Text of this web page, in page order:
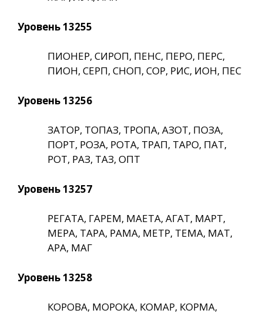
Уровень 13255
ПИОНЕР, СИРОП, ПЕНС, ПЕРО, ПЕРС,
ПИОН, СЕРП, СНОП, СОР, РИС, ИОН, ПЕС
Уровень 13256
ЗАТОР, ТОПАЗ, ТРОПА, АЗОТ, ПОЗА,
ПОРТ, РОЗА, РОТА, ТРАП, ТАРО, ПАТ,
РОТ, РАЗ, ТАЗ, ОПТ
Уровень 13257
РЕГАТА, ГАРЕМ, МАЕТА, АГАТ, МАРТ,
МЕРА, ТАРА, РАМА, МЕТР, ТЕМА, МАТ,
АРА, МАГ
Уровень 13258
КОРОВА, МОРОКА, КОМАР, КОРМА,